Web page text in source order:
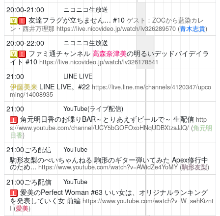
20:00-21:00 ニコニコ生放送
￥ ！ 友達フラグが立ちません… #10 ゲスト：ZOCから藍染カレ
ン・西井万理那 https://live.nicovideo.jp/watch/lv326289570 (青木志貴)
20:00-22:00 ニコニコ生放送
￥ ！ ファミ通チャンネル 高森奈津美の明るいデッドバイデイラ
イト #10 https://live.nicovideo.jp/watch/lv326178541
21:00 LINE LIVE
伊藤美来LINE LIVE。#22 https://live.line.me/channels/4120347/upco
ming/14008935
21:00 YouTube(ライブ配信)
！ 角元明日香のお喋りBAR～とりあえずビールで～ 生配信 http
s://www.youtube.com/channel/UCY5bGOFOxoHNqUDBXtzsJJQ/ (角元明
日香)
21:00ごろ配信 YouTube
駒形友梨のべいちゃんねる 駒形のギター弾いてみた Apex修行中
のため... https://www.youtube.com/watch?v=AWidZe4YoMY (駒形友梨)
21:00ごろ配信 YouTube
！ 愛美のPerfect Woman #63 いい女は、オリジナルランキング
を発表していく女 前編 https://www.youtube.com/watch?v=W_sehKiznt
I (愛美)